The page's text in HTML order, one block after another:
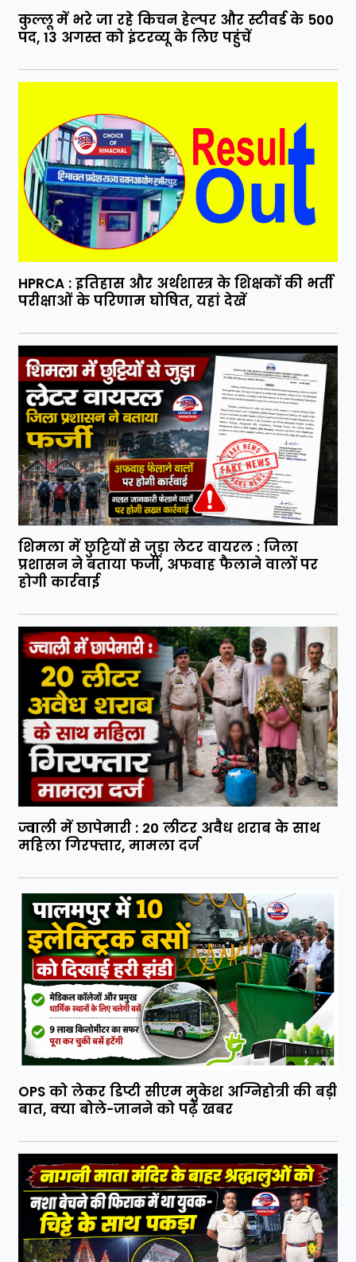
कुल्लू में भरे जा रहे किचन हेल्पर और स्टीवर्ड के 500
पद, 13 अगस्त को इंटरव्यू के लिए पहुंचें
HPRCA : इतिहास और अर्थशास्त्र के शिक्षकों की भर्ती
परीक्षाओं के परिणाम घोषित, यहां देखें
शिमला में छुट्टियों से जुड़ा लेटर वायरल : जिला
प्रशासन ने बताया फर्जी, अफवाह फैलाने वालों पर
होगी कार्रवाई
ज्वाली में छापेमारी : 20 लीटर अवैध शराब के साथ
महिला गिरफ्तार, मामला दर्ज
OPS को लेकर डिप्टी सीएम मुकेश अग्निहोत्री की बड़ी
बात, क्या बोले-जानने को पढ़ें खबर